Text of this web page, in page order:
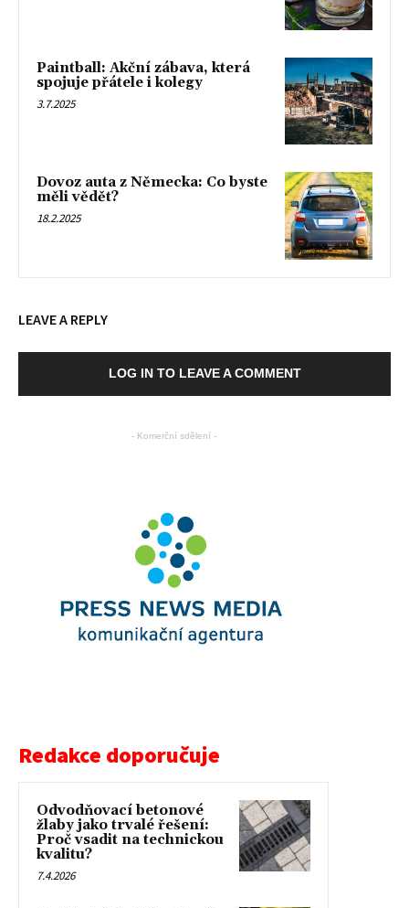
Paintball: Akční zábava, která
spojuje přátele i kolegy
3.7.2025
Dovoz auta z Německa: Co byste
měli vědět?
18.2.2025
LEAVE A REPLY
LOG IN TO LEAVE A COMMENT
- Komerční sdělení -
Redakce doporučuje
Odvodňovací betonové
žlaby jako trvalé řešení:
Proč vsadit na technickou
kvalitu?
7.4.2026